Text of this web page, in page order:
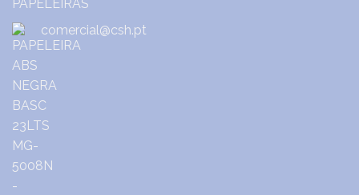
comercial@csh.pt